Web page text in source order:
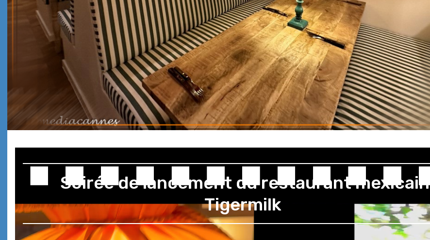
Soirée de lancement du restaurant mexicain
Tigermilk